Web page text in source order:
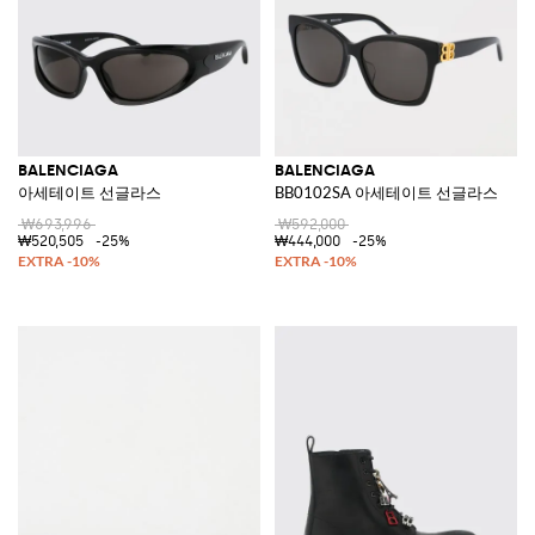
BALENCIAGA
아세테이트 선글라스
₩693,996
₩520,505
-25%
BALENCIAGA
BB0102SA 아세테이트 선글라스
₩592,000
₩444,000
-25%